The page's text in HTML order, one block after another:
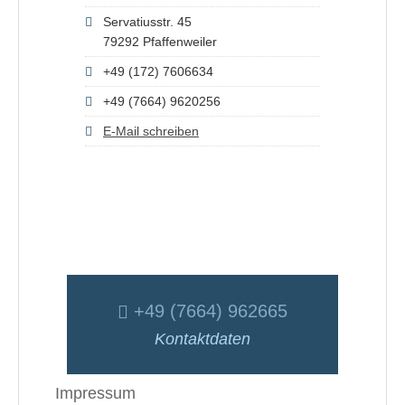
Servatiusstr. 45
79292 Pfaffenweiler
+49 (172) 7606634
+49 (7664) 9620256
E-Mail schreiben
+49 (7664) 962665
Kontaktdaten
Impressum